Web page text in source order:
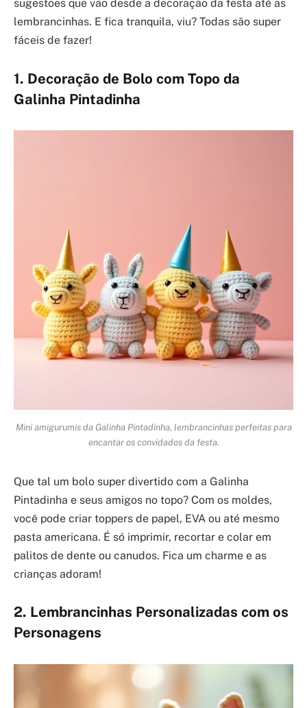
sugestões que vão desde a decoração da festa até as
lembrancinhas. E fica tranquila, viu? Todas são super
fáceis de fazer!
1. Decoração de Bolo com Topo da
Galinha Pintadinha
Mini amigurumis da Galinha Pintadinha, lembrancinhas perfeitas para
encantar os convidados da festa.
Que tal um bolo super divertido com a Galinha
Pintadinha e seus amigos no topo? Com os moldes,
você pode criar toppers de papel, EVA ou até mesmo
pasta americana. É só imprimir, recortar e colar em
palitos de dente ou canudos. Fica um charme e as
crianças adoram!
2. Lembrancinhas Personalizadas com os
Personagens